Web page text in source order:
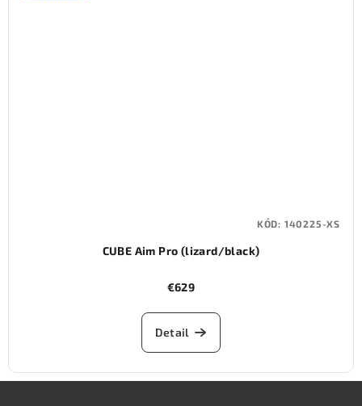
CUBE Aim Pro (lizard/black)
€629
Detail
KÓD: 140225-XS